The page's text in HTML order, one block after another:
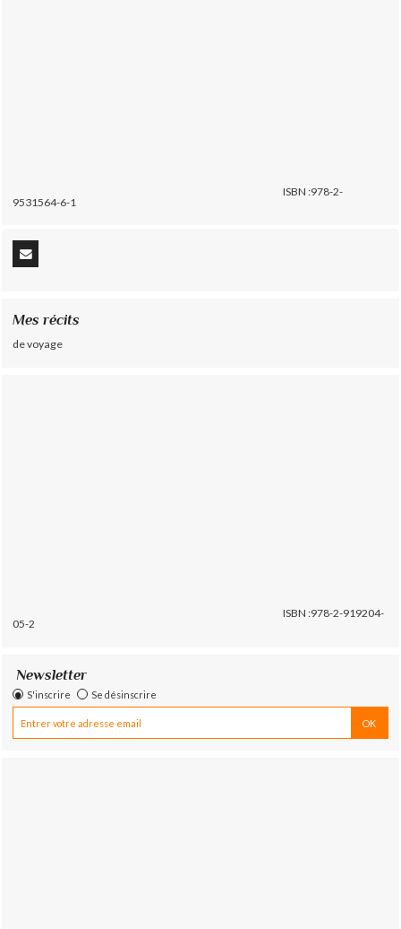
ISBN :978-2-
9531564-6-1
Mes récits
de voyage
ISBN :978-2-919204-
05-2
Newsletter
S'inscrire Se désinscrire